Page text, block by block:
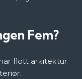
Fem?
flott arkitektur